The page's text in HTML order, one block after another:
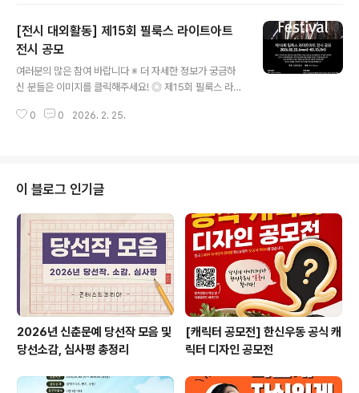
오는 2026년 4월 23일(목)부터 25일(토)까지 그랜드 워
커힐 서울에서 개최됩니다.해외 우수 유방암 전문가 및 연
구자들이 참여하며 국제적인 학술대회로 발돋움하고 있는
GBCC 2026에 함께할 운영요원을 모집하오니 여러분의
년 세계유방암학술대회 및 한국유방암학회 학술대회∙ 일
[전시 대외활동] 제15회 필룩스 라이트아트
전시 공모
여러분의 많은 참여 바랍니다 ※ 더 자세한 정보가 궁금하
신 분들은 이미지를 클릭해주세요! ◎ 제15회 필룩스 라이
나 핵심 조형 요소로 활용하는 작가를 지원하며, 선정 시 조
구를 환영합니다. ◎ 공모 일정○ 공고 : 2026.01.26.(월)
~03.13.(금)○ 접수 : 2026.02.23.(월)~03.13.(금요일
자정까지)○ 1차 서류심사 통과자 발표 : 03.30.(월) 조명
박물관 홈페이지 공지 및 개별 연락○ 2차 PT심사 : 04.0
9.(목)(장소 : 경기도 양주 조명박물관)○ 최..
0 0 2026. 2. 25.
이 블로그 인기글
2026년 신춘문예 당선작 모음 및
당선소감, 심사평 총정리
[캐릭터 공모전] 한신우동 공식 캐
릭터 디자인 공모전